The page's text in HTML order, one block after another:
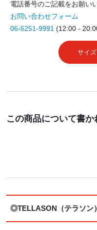
電話番号のご記載をお願い
お問い合わせフォーム
06-6251-9991 (12:00 -
サイ
この商品について書
◎TELLASON（テラソン